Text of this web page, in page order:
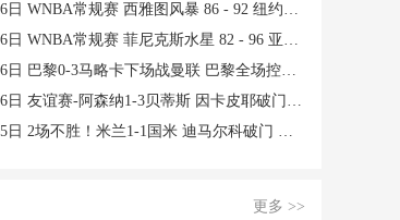
WNBA常规赛 西雅图风暴 86 - 92 纽约自由人 全场集锦
常规赛 菲尼克斯水星 82 - 96 亚特兰大梦想 全场集锦
黎0-3马略卡下场战曼联 巴黎全场控球近6成+8射3正未果
谊赛-阿森纳1-3贝蒂斯 因卡皮耶破门难救主 福纳尔斯1射2传
不胜！米兰1-1国米 迪马尔科破门 恩昆库造点+点射拉莫斯登场
更多 >>